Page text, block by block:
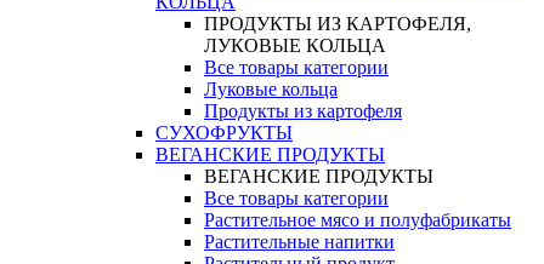
ПРОДУКТЫ ИЗ КАРТОФЕЛЯ,
ЛУКОВЫЕ КОЛЬЦА
Все товары категории
Луковые кольца
Продукты из картофеля
СУХОФРУКТЫ
ВЕГАНСКИЕ ПРОДУКТЫ
ВЕГАНСКИЕ ПРОДУКТЫ
Все товары категории
Растительное мясо и полуфабрикаты
Растительные напитки